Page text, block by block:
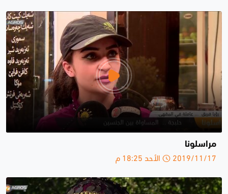
مراسلونا
2019/11/17 الأحد 18:25 م